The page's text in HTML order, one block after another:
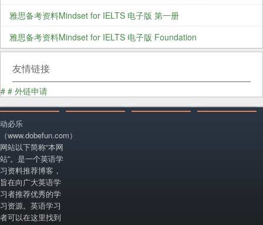
雅思备考资料Mindset for IELTS 电子版 第一册
雅思备考资料Mindset for IELTS 电子版 Foundation
友情链接
# # 外链申请
动必乐
（www.dobefun.com）
网站以下简称“本网
站”。是一个英语学
习资料推荐博客，
旨在向广大英语学
习者推荐优秀的学
习资源。英语学习
者可以在这里找到